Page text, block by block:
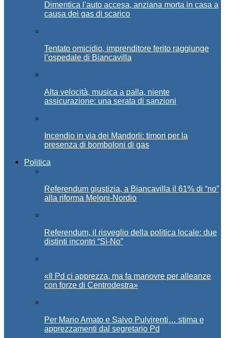
Dimentica l’auto accesa, anziana morta in casa a
causa dei gas di scarico
Tentato omicidio, imprenditore ferito raggiunge
l’ospedale di Biancavilla
Alta velocità, musica a palla, niente
assicurazione: una serata di sanzioni
Incendio in via dei Mandorli: timori per la
presenza di bomboloni di gas
Politica
Referendum giustizia, a Biancavilla il 61% di “no”
alla riforma Meloni-Nordio
Referendum, il risveglio della politica locale: due
distinti incontri “Sì-No”
«Il Pd ci apprezza, ma fa manovre per alleanze
con forze di Centrodestra»
Per Mario Amato e Salvo Pulvirenti… stima e
apprezzamenti dal segretario Pd